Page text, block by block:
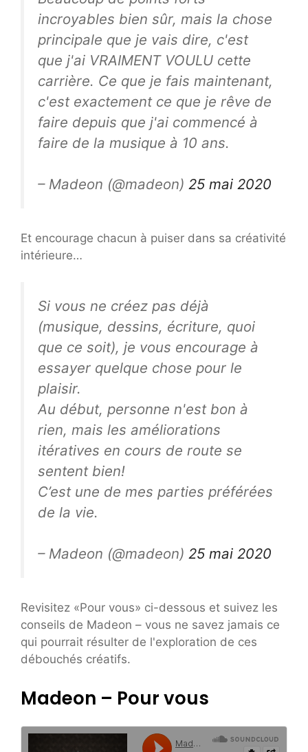
incroyables bien sûr, mais la chose
principale que je vais dire, c'est
que j'ai VRAIMENT VOULU cette
carrière. Ce que je fais maintenant,
c'est exactement ce que je rêve de
faire depuis que j'ai commencé à
faire de la musique à 10 ans.
– Madeon (@madeon) 25 mai 2020
Et encourage chacun à puiser dans sa créativité
intérieure…
Si vous ne créez pas déjà
(musique, dessins, écriture, quoi
que ce soit), je vous encourage à
essayer quelque chose pour le
plaisir.
Au début, personne n'est bon à
rien, mais les améliorations
itératives en cours de route se
sentent bien!
C’est une de mes parties préférées
de la vie.
– Madeon (@madeon) 25 mai 2020
Revisitez «Pour vous» ci-dessous et suivez les
conseils de Madeon – vous ne savez jamais ce
qui pourrait résulter de l'exploration de ces
débouchés créatifs.
Madeon – Pour vous